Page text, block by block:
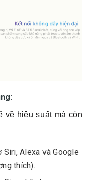
về hiệu suất mà còn
Alexa và Google
thích).